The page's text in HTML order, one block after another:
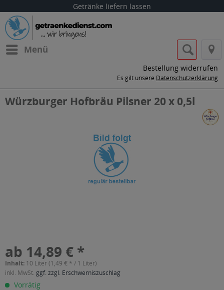
Getränke liefern lassen
Menü
Bestellung widerrufen
Es gilt unsere Datenschutzerklärung
Würzburger Hofbräu Pilsner 20 x 0,5l
ab 14,89 € *
Inhalt: 10 Liter (1,49 € * / 1 Liter)
inkl. MwSt. ggf. zzgl. Erschwerniszuschlag
Vorrätig